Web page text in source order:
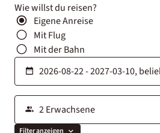
Wie willst du reisen?
Eigene Anreise
Mit Flug
Mit der Bahn